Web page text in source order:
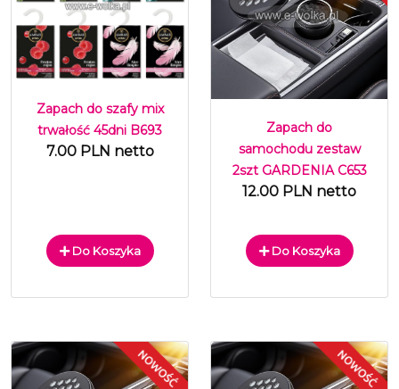
Zapach do szafy mix
trwałość 45dni B693
7.00 PLN netto
Do Koszyka
Zapach do
samochodu zestaw
2szt GARDENIA C653
12.00 PLN netto
Do Koszyka